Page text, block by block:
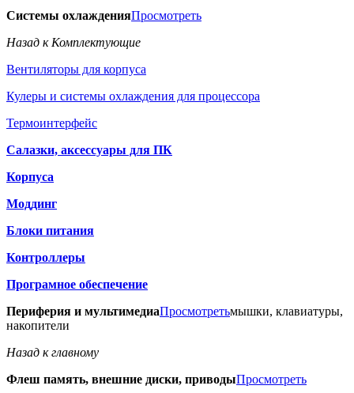
Системы охлажденияПросмотреть
Назад к Комплектующие
Вентиляторы для корпуса
Кулеры и системы охлаждения для процессора
Термоинтерфейс
Салазки, аксессуары для ПК
Корпуса
Моддинг
Блоки питания
Контроллеры
Програмное обеспечение
Периферия и мультимедиаПросмотретьмышки, клавиатуры,
накопители
Назад к главному
Флеш память, внешние диски, приводыПросмотреть